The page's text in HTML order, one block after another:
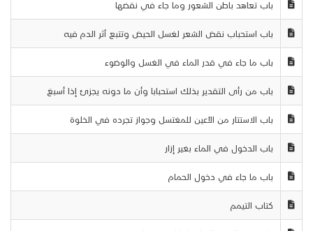
باب تعاهد باطن الشعور وما جاء في نقضها
باب استحباب نقض الشعر لغسل الحيض وتتبع أثر الدم فيه
باب ما جاء في قدر الماء في الغسل والوضوء
باب من رأى التقدير بذلك استحبابا وأن ما دونه يجزئ إذا أسبغ
باب الاستتار من الأعين للمغتسل وجواز تجرده في الخلوة
باب الدخول في الماء بغير إزار
باب ما جاء في دخول الحمام
كتاب التيمم